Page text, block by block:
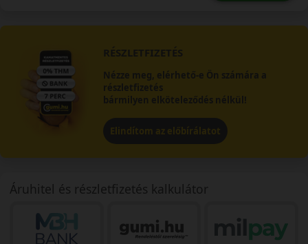
RÉSZLETFIZETÉS
Nézze meg, elérhető-e Ön számára a
részletfizetés
bármilyen elköteleződés nélkül!
Elindítom az előbírálatot
Áruhitel és részletfizetés kalkulátor